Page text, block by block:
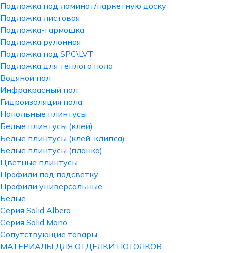
Подложка под ламинат/паркетную доску
Подложка листовая
Подложка-гармошка
Подложка рулонная
Подложка под SPC\LVT
Подложка для теплого пола
Водяной пол
Инфракрасный пол
Гидроизоляция пола
Напольные плинтусы
Белые плинтусы (клей)
Белые плинтусы (клей, клипса)
Белые плинтусы (планка)
Цветные плинтусы
Профили под подсветку
Профили универсальные
Белые
Серия Solid Albero
Серия Solid Mono
Сопутствующие товары
МАТЕРИАЛЫ ДЛЯ ОТДЕЛКИ ПОТОЛКОВ